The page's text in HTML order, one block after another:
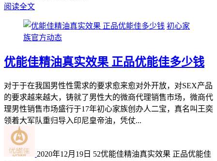
阅读全文
初心家
族官方动态
优能佳精油真实效果 正品优能佳多少钱
对于于在我国男性性需求的要求愈来愈对外开放，对SEX产品
的要求越来越大，铸就了男性大的微商代理销售市场，微商代
理男性销售市场盛行于17年初心家族创办人二宝，真名叫王奕
领着大军队重归导入印尼皇帝油，凭仗...
2020年12月19日 52优能佳精油真实效果 正品优能佳